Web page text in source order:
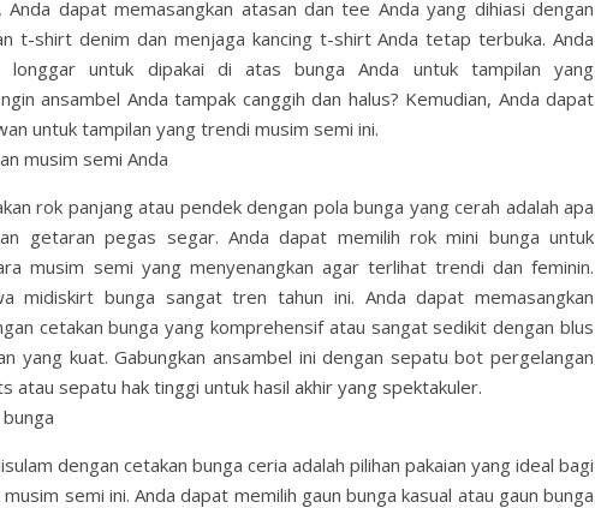
Anda dapat memasangkan atasan dan tee Anda yang dihiasi dengan
t-shirt denim dan menjaga kancing t-shirt Anda tetap terbuka. Anda
longgar untuk dipakai di atas bunga Anda untuk tampilan yang
ansambel Anda tampak canggih dan halus? Kemudian, Anda dapat
untuk tampilan yang trendi musim semi ini.
musim semi Anda
rok panjang atau pendek dengan pola bunga yang cerah adalah apa
getaran pegas segar. Anda dapat memilih rok mini bunga untuk
musim semi yang menyenangkan agar terlihat trendi dan feminin.
midiskirt bunga sangat tren tahun ini. Anda dapat memasangkan
cetakan bunga yang komprehensif atau sangat sedikit dengan blus
yang kuat. Gabungkan ansambel ini dengan sepatu bot pergelangan
atau sepatu hak tinggi untuk hasil akhir yang spektakuler.
dengan cetakan bunga ceria adalah pilihan pakaian yang ideal bagi
semi ini. Anda dapat memilih gaun bunga kasual atau gaun bunga